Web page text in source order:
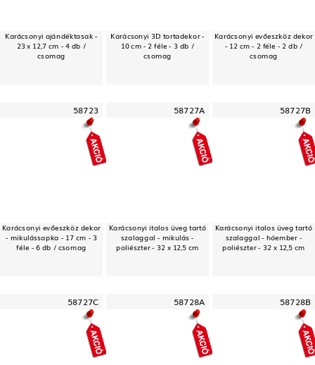
Karácsonyi ajándéktasak -
23 x 12,7 cm - 4 db /
csomag
Karácsonyi 3D tortadekor -
10 cm - 2 féle - 3 db /
csomag
Karácsonyi evőeszköz dekor
- 12 cm - 2 féle - 2 db /
csomag
58723
Karácsonyi evőeszköz dekor
- mikulássapka - 17 cm - 3
féle - 6 db / csomag
58727A
Karácsonyi italos üveg tartó
szalaggal - mikulás -
poliészter - 32 x 12,5 cm
58727B
Karácsonyi italos üveg tartó
szalaggal - hóember -
poliészter - 32 x 12,5 cm
58727C 58728A 58728B